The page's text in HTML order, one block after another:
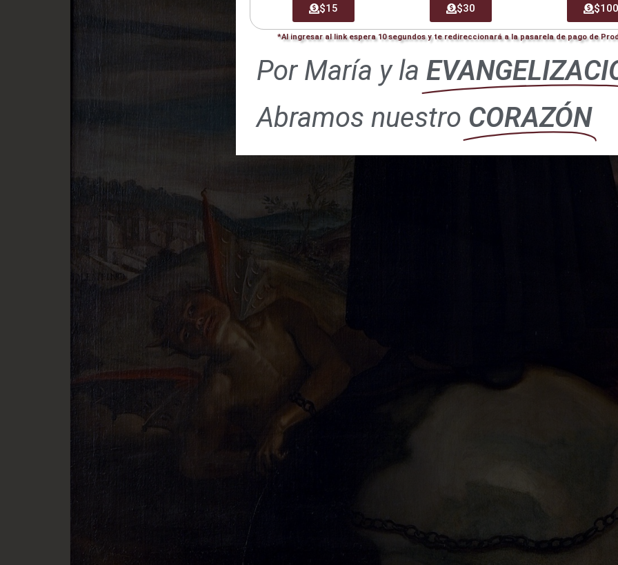
$15 $30 $100
*Al ingresar al link espera 10 segundos y te redireccionará a la pasarela de pago de
Por María y la
Abramos nuestro CORAZÓN